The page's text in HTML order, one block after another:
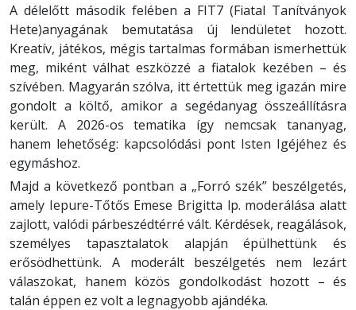
A délelőtt második felében a FIT7 (Fiatal Tanítványok
Hete)anyagának bemutatása új lendületet hozott.
Kreatív, játékos, mégis tartalmas formában ismerhettük
meg, miként válhat eszközzé a fiatalok kezében – és
szívében. Magyarán szólva, itt értettük meg igazán mire
gondolt a költő, amikor a segédanyag összeállításra
került. A 2026-os tematika így nemcsak tananyag,
hanem lehetőség: kapcsolódási pont Isten Igéjéhez és
egymáshoz.
Majd a következő pontban a „Forró szék” beszélgetés,
amely Iepure-Tőtős Emese Brigitta lp. moderálása alatt
zajlott, valódi párbeszédtérré vált. Kérdések, reagálások,
személyes tapasztalatok alapján épülhettünk és
erősödhettünk. A moderált beszélgetés nem lezárt
válaszokat, hanem közös gondolkodást hozott – és
talán éppen ez volt a legnagyobb ajándéka.